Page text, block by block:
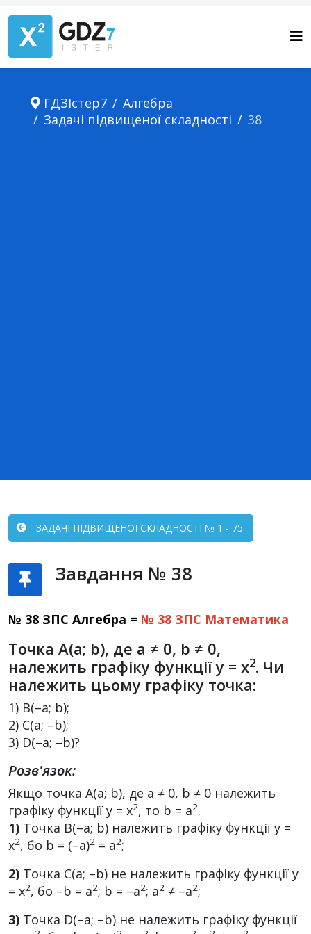
ГДЗІстер7
Алгебра
Задачі підвищеної складності
38
ЗАДАЧІ ПІДВИЩЕНОЇ СКЛАДНОСТІ № 1 - 75
Завдання № 38
№ 38 ЗПС Алгебра = № 38 ЗПС Математика
Точка A(a; b), де a ≠ 0, b ≠ 0,
належить графіку функції y = x2. Чи
належить цьому графіку точка:
1) B(–a; b);
2) C(a; –b);
3) D(–a; –b)?
Розв'язок:
Якщо точка А(а; b), де а ≠ 0, b ≠ 0 належить
графіку функції у = х2, то b = a2.
1) Точка В(–а; b) належить графіку функції у =
х2, бо b = (–а)2 = а2;
2) Точка С(a; –b) не належить графіку функції у
= х2, бо –b = а2; b = –а2; а2 ≠ –а2;
3) Точка D(–a; –b) не належить графіку функції